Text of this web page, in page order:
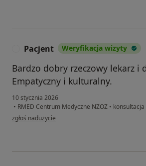
Pacjent Weryfikacja wizyty
Bardzo dobry rzeczowy lekarz i
Empatyczny i kulturalny.
10 stycznia 2026
• RMED Centrum Medyczne NZOZ •
w opinii użytkownika Pacjent
zgłoś nadużycie